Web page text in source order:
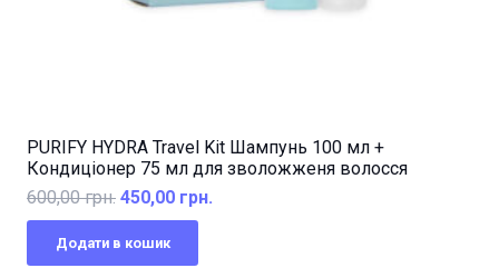
PURIFY HYDRA Travel Kit Шампунь 100 мл +
Кондиціонер 75 мл для зволожженя волосся
600,00грн. Оригінальна
ціна:
450,00 грн.
Додати в кошик